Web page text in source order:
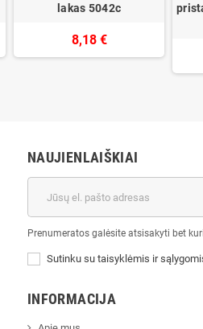
lakas 5042c
8,18 €
NAUJIENLAIŠKIAI
Prenumeratos galėsite atsisakyti bet
Sutinku su taisyklėmis ir
INFORMACIJA